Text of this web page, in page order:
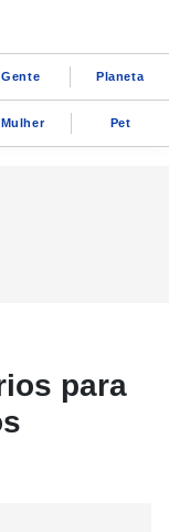
Gente Planeta
Mulher Pet
para